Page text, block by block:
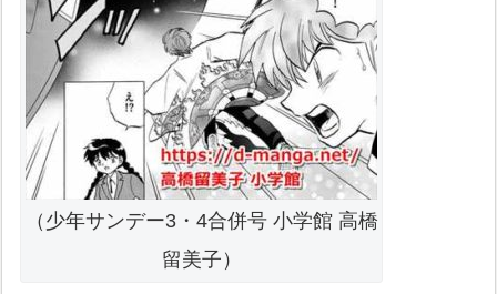
（少年サンデー3・4合併号 小学館 高橋
留美子）